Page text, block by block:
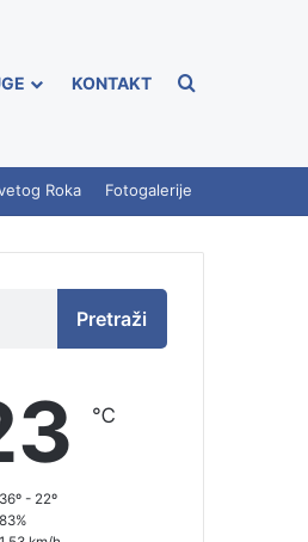
KONTAKT
Roka Fotogalerije
Pretraži
℃
36º - 22º
83%